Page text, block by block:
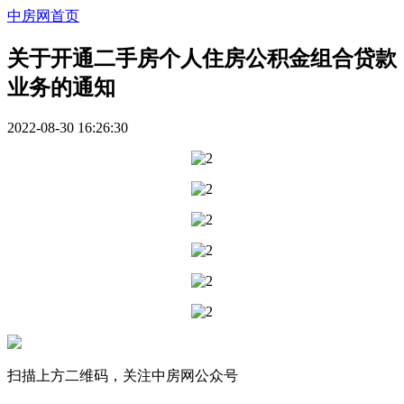
中房网首页
关于开通二手房个人住房公积金组合贷款
业务的通知
2022-08-30 16:26:30
扫描上方二维码，关注中房网公众号